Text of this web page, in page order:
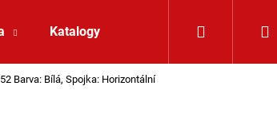
Katalogy
Barva: Bílá, Spojka: Horizontální